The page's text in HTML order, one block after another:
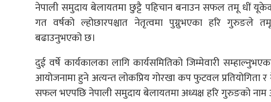
नेपाली समुदाय बेलायतमा छुट्टै पहिचान बनाउन सफल तमू धीं
गत वर्षको ल्होछारपश्चात नेतृत्वमा पुग्नुभएका हरि
बढाउनुभएको छ।
दुई वर्षे कार्यकालका लागि कार्यसमितिको जिम्मेवारी
आयोजनामा हुने अत्यन्त लोकप्रिय गोरखा कप फुटवल प्रतियोगिता
सफल भएपछि नेपाली समुदाय बेलायतमा अध्यक्ष हरि गुरुङको नाम